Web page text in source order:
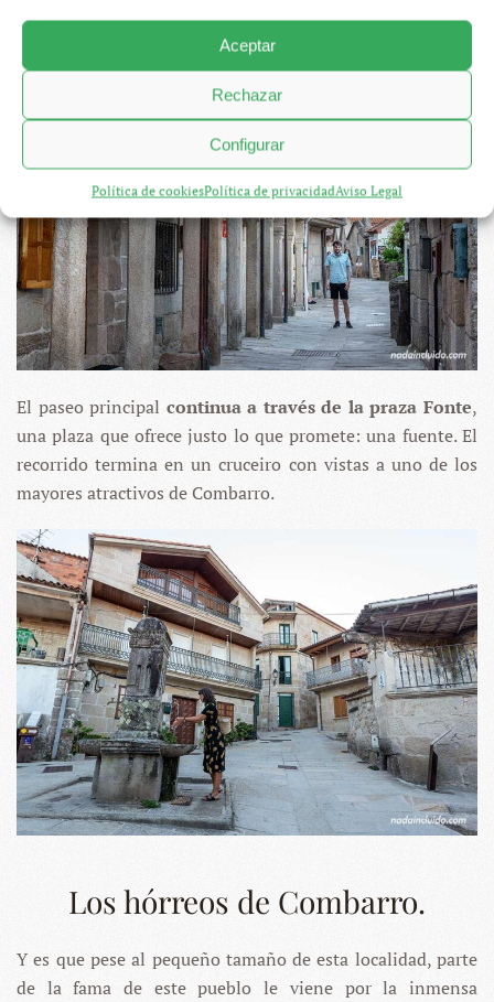
Aceptar
Rechazar
Configurar
Política de cookiesPolítica de privacidadAviso Legal
balcones van ganando protagonismo.
El paseo principal continua a través de la praza Fonte,
una plaza que ofrece justo lo que promete: una fuente. El
recorrido termina en un cruceiro con vistas a uno de los
mayores atractivos de Combarro.
Los hórreos de Combarro.
Y es que pese al pequeño tamaño de esta localidad, parte
de la fama de este pueblo le viene por la inmensa